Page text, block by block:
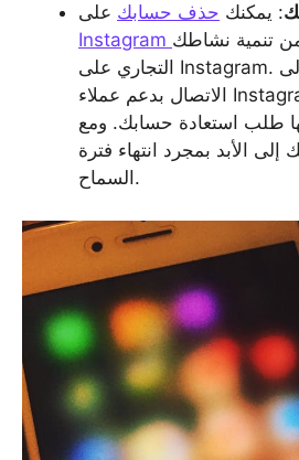
: يمكنك حذف حسابك على
Instagram من تنمية نشاطك
التجاري على Instagram. لبدء العملية، ستحتاج إلى
الاتصال بدعم عملاء Instagram . لذلك، ستكون
طلب استعادة حسابك. ومع
الأبد بمجرد انتهاء فترة
السماح.